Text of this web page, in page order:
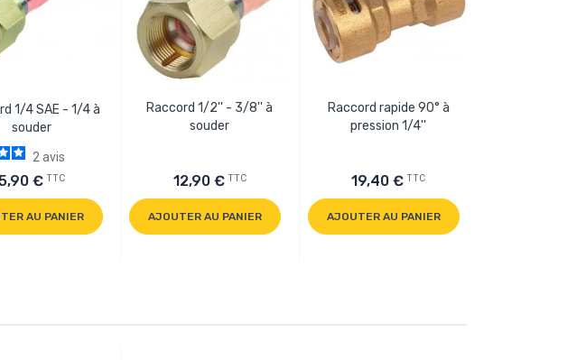
1/4 SAE - 1/4 à
souder
2 avis
€ TTC
AU PANIER
Raccord 1/2'' - 3/8'' à
souder
12,90 € TTC
AJOUTER AU PANIER
Raccord rapide 90° à
pression 1/4''
19,40 € TTC
AJOUTER AU PANIER